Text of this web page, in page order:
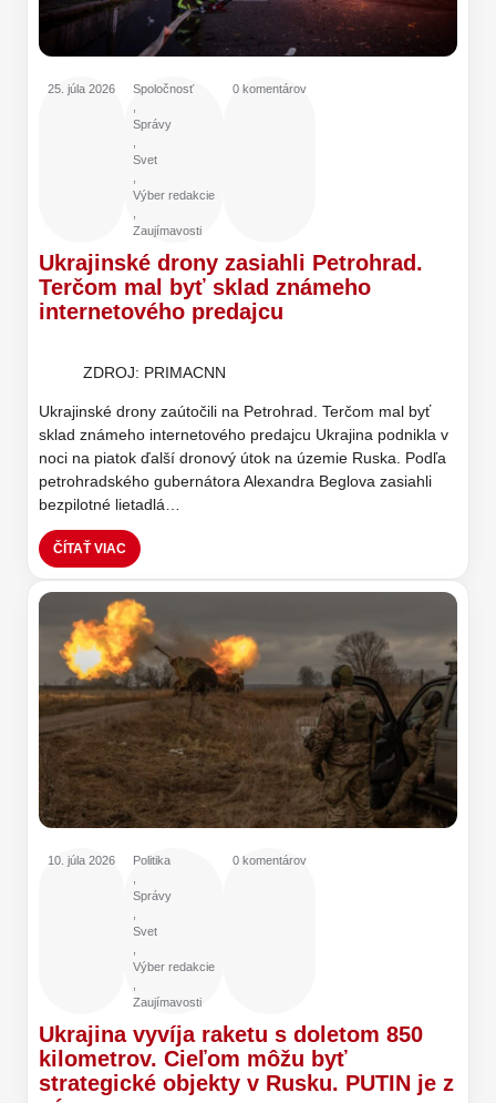
25. júla 2026
Spoločnosť
Správy
Svet
Výber redakcie
Zaujímavosti
0 komentárov
Ukrajinské drony zasiahli Petrohrad.
Terčom mal byť sklad známeho
internetového predajcu
ZDROJ: PRIMACNN
Ukrajinské drony zaútočili na Petrohrad. Terčom mal byť
sklad známeho internetového predajcu Ukrajina podnikla v
noci na piatok ďalší dronový útok na územie Ruska. Podľa
petrohradského gubernátora Alexandra Beglova zasiahli
bezpilotné lietadlá…
ČÍTAŤ VIAC
10. júla 2026
Politika
Správy
Svet
Výber redakcie
Zaujímavosti
0 komentárov
Ukrajina vyvíja raketu s doletom 850
kilometrov. Cieľom môžu byť
strategické objekty v Rusku. PUTIN je z